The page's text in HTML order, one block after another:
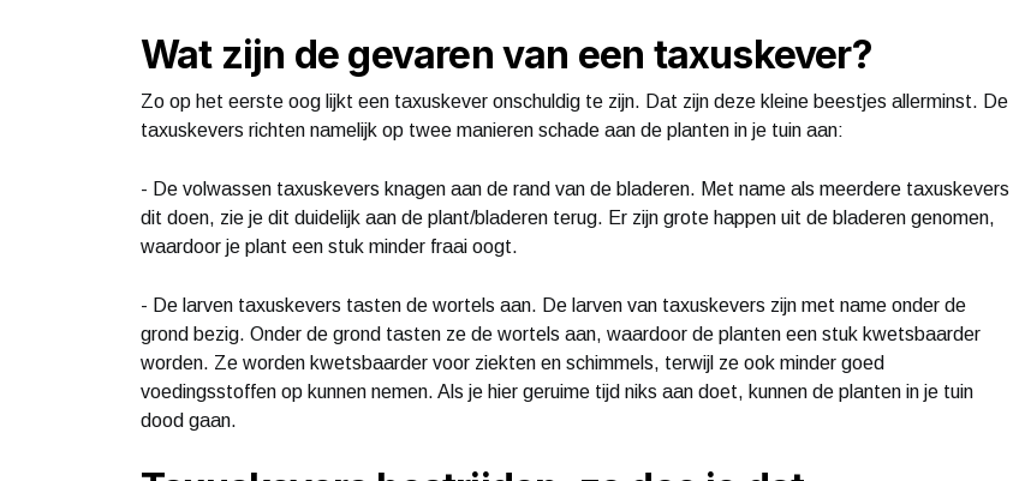
Wat zijn de gevaren van een taxuskever?
Zo op het eerste oog lijkt een taxuskever onschuldig te zijn. Dat zijn deze kleine beestjes allerminst. De
taxuskevers richten namelijk op twee manieren schade aan de planten in je tuin aan:
- De volwassen taxuskevers knagen aan de rand van de bladeren. Met name als meerdere taxuskevers
dit doen, zie je dit duidelijk aan de plant/bladeren terug. Er zijn grote happen uit de bladeren genomen,
waardoor je plant een stuk minder fraai oogt.
- De larven taxuskevers tasten de wortels aan. De larven van taxuskevers zijn met name onder de
grond bezig. Onder de grond tasten ze de wortels aan, waardoor de planten een stuk kwetsbaarder
worden. Ze worden kwetsbaarder voor ziekten en schimmels, terwijl ze ook minder goed
voedingsstoffen op kunnen nemen. Als je hier geruime tijd niks aan doet, kunnen de planten in je tuin
dood gaan.